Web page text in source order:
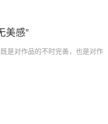
美感”
是对作品的不时完善，也是对作